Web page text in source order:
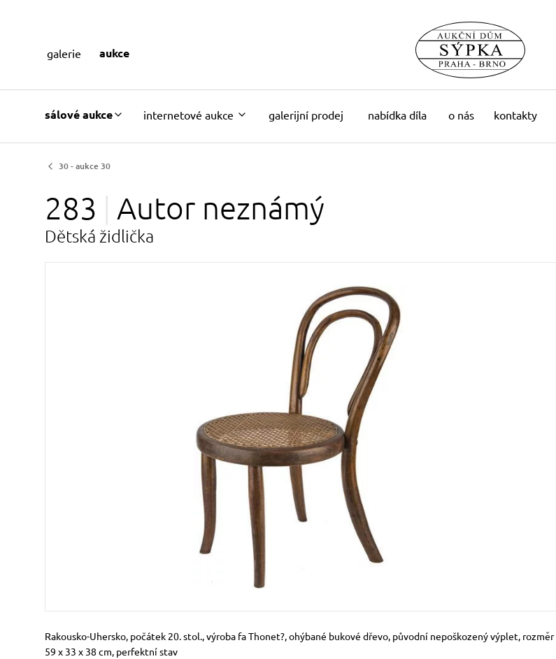
sálové aukce internetové aukce galerijní prodej nabídka díla o nás kontakty
galerie aukce
30 - aukce 30
283 Autor neznámý
Dětská židlička
Rozměry
Stručný popis předmětu
Rakousko-Uhersko, počátek 20. stol., výroba fa Thonet?, ohýbané bukové dřevo, původní nepoškozený výplet, rozměr
59 x 33 x 38 cm, perfektní stav